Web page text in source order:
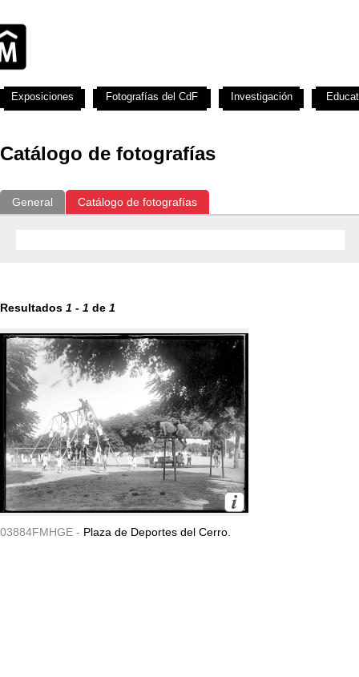
Catálogo de fotografías
General Catálogo de fotografías
Resultados 1 - 1 de 1
03884FMHGE - Plaza de Deportes del Cerro.
Exposiciones Fotografías del CdF Investigación